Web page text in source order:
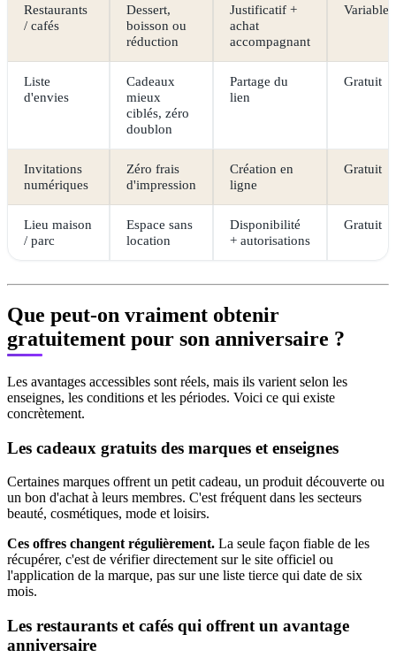
Restaurants
/ cafés
Dessert,
boisson ou
réduction
Justificatif +
achat
accompagnant
Variable
Liste
d'envies
Cadeaux
mieux
ciblés, zéro
doublon
Partage du
lien
Gratuit
Invitations
numériques
Zéro frais
d'impression
Création en
ligne
Gratuit
Lieu maison
/ parc
Espace sans
location
Disponibilité
+ autorisations
Gratuit
Que peut-on vraiment obtenir
gratuitement pour son anniversaire ?
Les avantages accessibles sont réels, mais ils varient selon les
enseignes, les conditions et les périodes. Voici ce qui existe
concrètement.
Les cadeaux gratuits des marques et enseignes
Certaines marques offrent un petit cadeau, un produit découverte ou
un bon d'achat à leurs membres. C'est fréquent dans les secteurs
beauté, cosmétiques, mode et loisirs.
Ces offres changent régulièrement. La seule façon fiable de les
récupérer, c'est de vérifier directement sur le site officiel ou
l'application de la marque, pas sur une liste tierce qui date de six
mois.
Les restaurants et cafés qui offrent un avantage
anniversaire